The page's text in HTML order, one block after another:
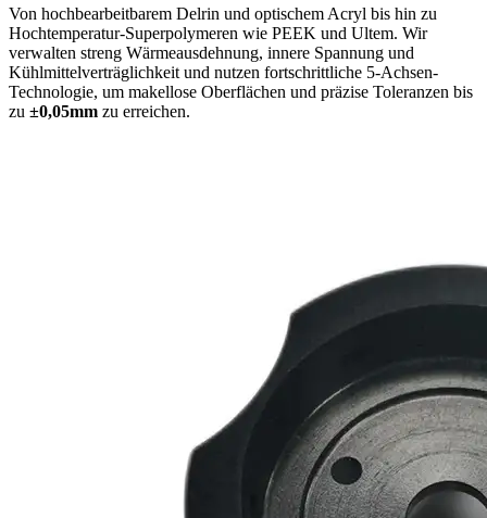
Von hochbearbeitbarem Delrin und optischem Acryl bis hin zu
Hochtemperatur-Superpolymeren wie PEEK und Ultem. Wir
verwalten streng Wärmeausdehnung, innere Spannung und
Kühlmittelverträglichkeit und nutzen fortschrittliche 5-Achsen-
Technologie, um makellose Oberflächen und präzise Toleranzen bis
zu ±0,05mm zu erreichen.